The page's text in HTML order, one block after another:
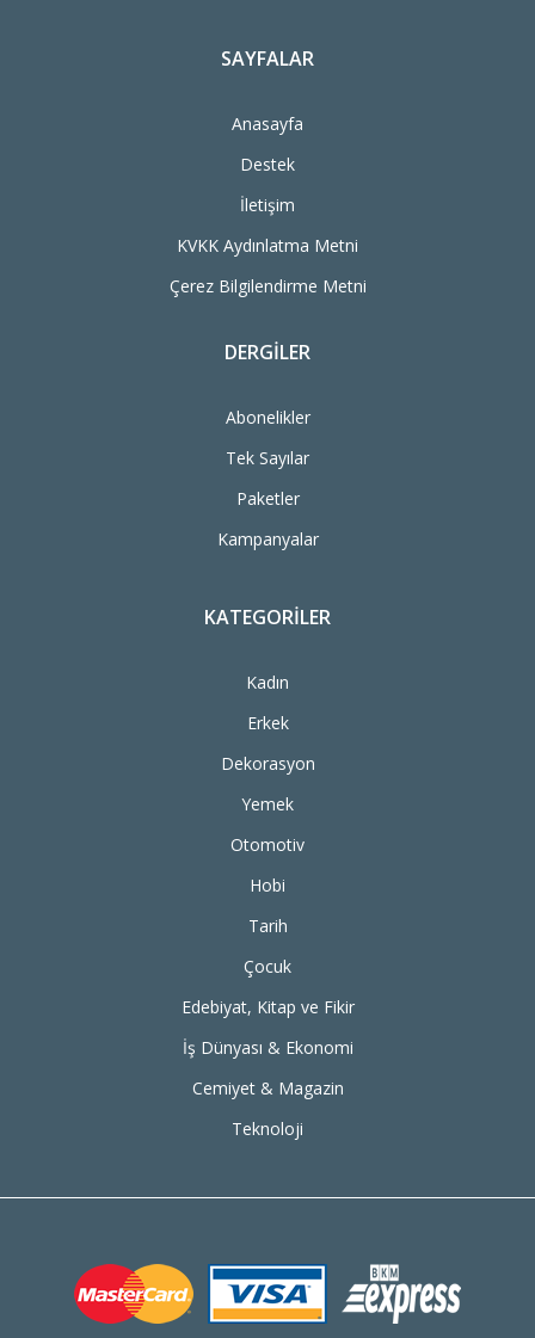
SAYFALAR
Anasayfa
Destek
İletişim
KVKK Aydınlatma Metni
Çerez Bilgilendirme Metni
DERGILER
Abonelikler
Tek Sayılar
Paketler
Kampanyalar
KATEGORILER
Kadın
Erkek
Dekorasyon
Yemek
Otomotiv
Hobi
Tarih
Çocuk
Edebiyat, Kitap ve Fikir
İş Dünyası & Ekonomi
Cemiyet & Magazin
Teknoloji